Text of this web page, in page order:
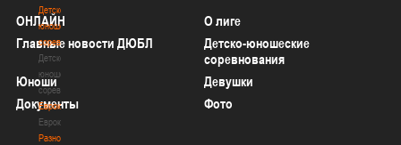
Детско-
юношеские
соревнования
Детско-
юношеские
соревнования
Еврокубки
Еврокубки
Разное
ОНЛАЙН
О лиге
Главные новости ДЮБЛ
Детско-юношеские
соревнования
Юноши
Девушки
Документы
Фото